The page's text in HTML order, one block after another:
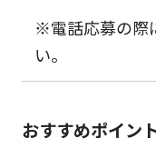
※電話応募の際
い。
おすすめポイン